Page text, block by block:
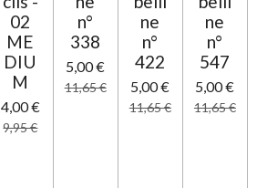
02
ME
DIU
M
4,00 €
9,95 €
n°
338
5,00 €
11,65 €
ne
n°
422
5,00 €
11,65 €
ne
n°
547
5,00 €
11,65 €